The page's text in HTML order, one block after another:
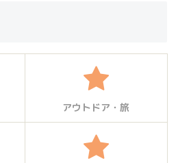
アウトドア・旅